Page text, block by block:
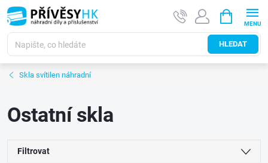
Přejít
na
obsah
HLEDAT
NÁKUPNÍ
KOŠÍK
Skla svítilen náhradní
Ostatní skla
Filtrovat